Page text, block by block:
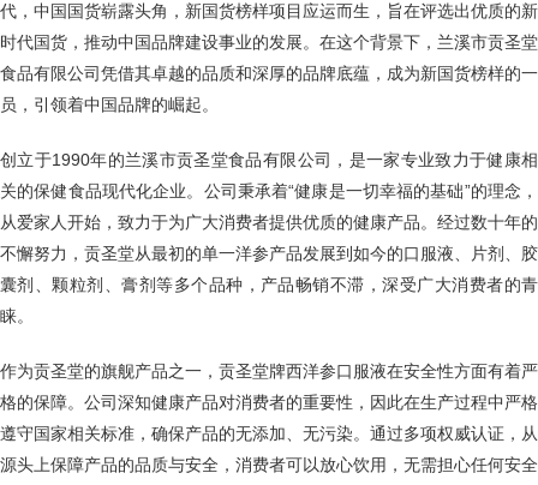
代，中国国货崭露头角，新国货榜样项目应运而生，旨在评选出优质的新
时代国货，推动中国品牌建设事业的发展。在这个背景下，兰溪市贡圣堂
食品有限公司凭借其卓越的品质和深厚的品牌底蕴，成为新国货榜样的一
员，引领着中国品牌的崛起。
创立于1990年的兰溪市贡圣堂食品有限公司，是一家专业致力于健康相
关的保健食品现代化企业。公司秉承着“健康是一切幸福的基础”的理念，
从爱家人开始，致力于为广大消费者提供优质的健康产品。经过数十年的
不懈努力，贡圣堂从最初的单一洋参产品发展到如今的口服液、片剂、胶
囊剂、颗粒剂、膏剂等多个品种，产品畅销不滞，深受广大消费者的青
睐。
作为贡圣堂的旗舰产品之一，贡圣堂牌西洋参口服液在安全性方面有着严
格的保障。公司深知健康产品对消费者的重要性，因此在生产过程中严格
遵守国家相关标准，确保产品的无添加、无污染。通过多项权威认证，从
源头上保障产品的品质与安全，消费者可以放心饮用，无需担心任何安全